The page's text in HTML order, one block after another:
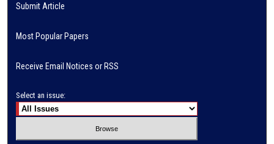
Submit Article
Most Popular Papers
Receive Email Notices or RSS
Select an issue: